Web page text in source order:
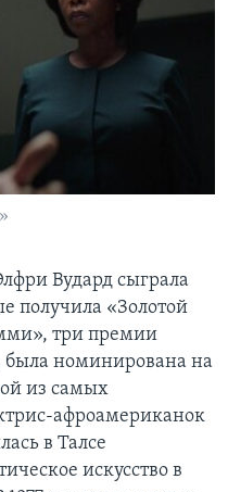
Вудард сыграла
получила «Золотой
три премии
номинирована на
из самых
афроамериканок
в Талсе
искусство в